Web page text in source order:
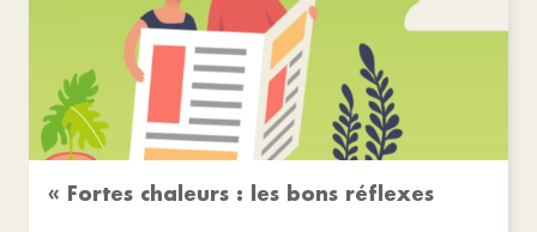
« Fortes chaleurs : les bons réflexes